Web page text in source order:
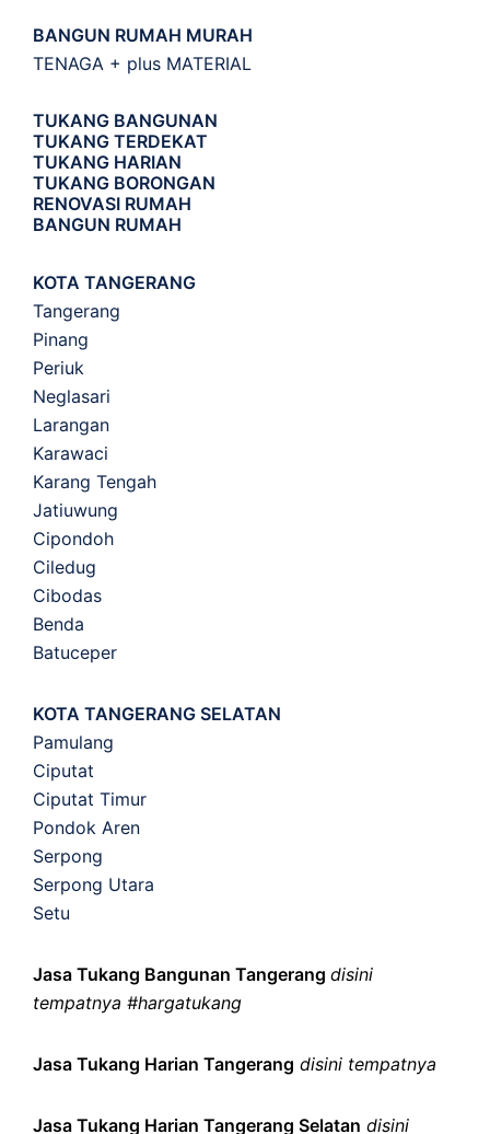
BANGUN RUMAH MURAH
TENAGA + plus MATERIAL
TUKANG BANGUNAN
TUKANG TERDEKAT
TUKANG HARIAN
TUKANG BORONGAN
RENOVASI RUMAH
BANGUN RUMAH
KOTA TANGERANG
Tangerang
Pinang
Periuk
Neglasari
Larangan
Karawaci
Karang Tengah
Jatiuwung
Cipondoh
Ciledug
Cibodas
Benda
Batuceper
KOTA TANGERANG SELATAN
Pamulang
Ciputat
Ciputat Timur
Pondok Aren
Serpong
Serpong Utara
Setu
Jasa Tukang Bangunan Tangerang disini
tempatnya #hargatukang
Jasa Tukang Harian Tangerang disini tempatnya
Jasa Tukang Harian Tangerang Selatan disini